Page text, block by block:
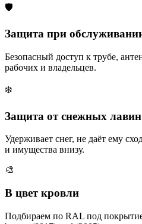
🛡️
Защита при
Безопасный доступ к трубе,
рабочих и владельцев.
❄️
Защита от снежных лавин
Удерживает снег, не даёт ему
и имущества внизу.
🎨
В цвет кровли
Подбираем по RAL под